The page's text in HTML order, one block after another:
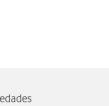
en linkedin
compartir en twitter
para compartir en facebook
ventana para compartir en